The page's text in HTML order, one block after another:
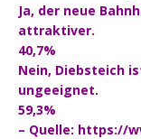
Ja, der neue
attraktiver.
40,7%
Nein, Diebsteich
ungeeignet.
59,3%
– Quelle: https://